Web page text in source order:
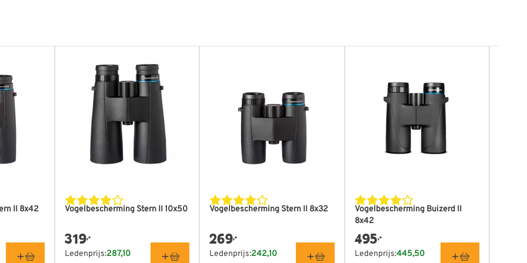
met schouderband,
Garantie: 5 jaar op
II 8x42 Vogelbescherming Stern II 10x50
319,-
Ledenprijs:287,10
Vogelbescherming Stern II 8x32
269,-
Ledenprijs:242,10
Vogelbescherming Buizerd II
8x42
495,-
Ledenprijs:445,50